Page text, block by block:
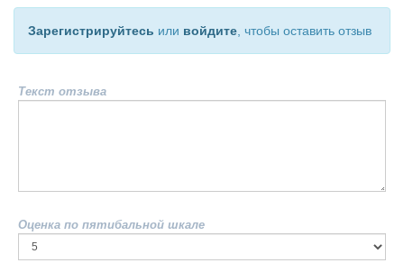
Зарегистрируйтесь или войдите , чтобы оставить отзыв
Текст отзыва
Оценка по пятибальной шкале